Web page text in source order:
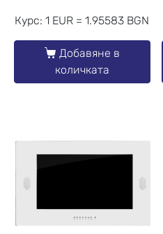
Курс: 1 EUR = 1.95583 BGN
Добавяне в
количката